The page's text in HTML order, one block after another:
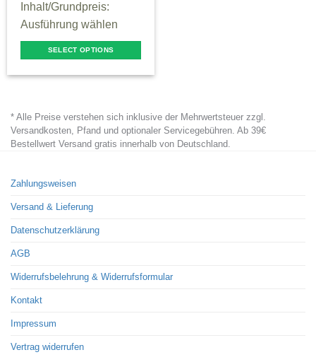
Inhalt/Grundpreis:
Ausführung wählen
SELECT OPTIONS
multiple
variants.
may
be
chosen
product
page
* Alle Preise verstehen sich inklusive der Mehrwertsteuer zzgl.
Versandkosten, Pfand und optionaler Servicegebühren. Ab 39€
Bestellwert Versand gratis innerhalb von Deutschland.
Zahlungsweisen
Versand & Lieferung
Datenschutzerklärung
AGB
Widerrufsbelehrung & Widerrufsformular
Kontakt
Impressum
Vertrag widerrufen